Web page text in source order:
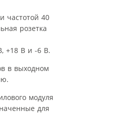
частотой 40
розетка
+18 В и -6 В.
в выходном
модуля
для